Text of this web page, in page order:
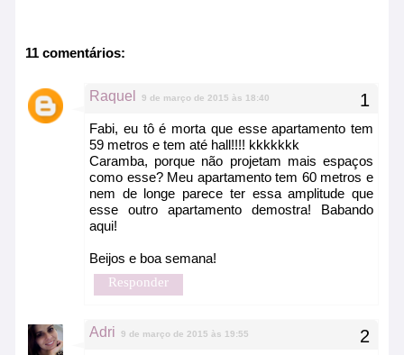
11 comentários:
Raquel 9 de março de 2015 às 18:40
Fabi, eu tô é morta que esse apartamento tem
59 metros e tem até hall!!!! kkkkkkk
Caramba, porque não projetam mais espaços
como esse? Meu apartamento tem 60 metros e
nem de longe parece ter essa amplitude que
esse outro apartamento demostra! Babando
aqui!
Beijos e boa semana!
Responder
Adri 9 de março de 2015 às 19:55